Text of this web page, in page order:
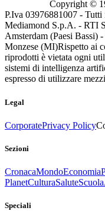
Copyright ©
P.Iva 03976881007 -
Mediamond S.p.A. - RTI
Amsterdam (Paesi Bassi)
Monzese (MI)Rispetto ai
riprodotti è vietata ogni
sistemi di intelligenza
espresso di utilizzare
Legal
CorporatePrivacy Policy
Sezioni
CronacaMondoEconomia
PlanetCulturaSaluteScuola
Speciali